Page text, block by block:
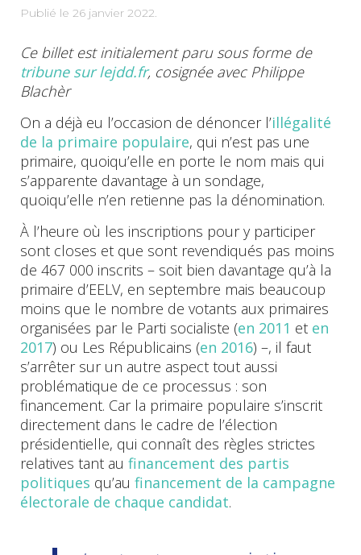
Publié le 26 janvier 2022
Ce billet est initialement paru sous forme de
tribune sur lejdd.fr, cosignée avec Philippe
Blachèr
On a déjà eu l’occasion de dénoncer l’illégalité
de la primaire populaire, qui n’est pas une
primaire, quoiqu’elle en porte le nom mais qui
s’apparente davantage à un sondage,
quoiqu’elle n’en retienne pas la dénomination.
À l’heure où les inscriptions pour y participer
sont closes et que sont revendiqués pas moins
de 467 000 inscrits – soit bien davantage qu’à la
primaire d’EELV, en septembre mais beaucoup
moins que le nombre de votants aux primaires
organisées par le Parti socialiste (en 2011 et en
2017) ou Les Républicains (en 2016) –, il faut
s’arrêter sur un autre aspect tout aussi
problématique de ce processus : son
financement. Car la primaire populaire s’inscrit
directement dans le cadre de l’élection
présidentielle, qui connaît des règles strictes
relatives tant au financement des partis
politiques qu’au financement de la campagne
électorale de chaque candidat.